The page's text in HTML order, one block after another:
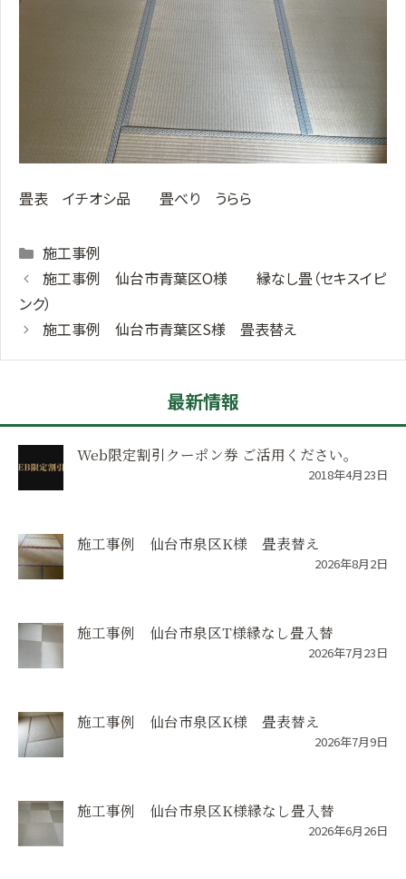
畳表 イチオシ品 畳べり うらら
Categories
施工事例
施工事例 仙台市青葉区O様 縁なし畳（セキスイピ
ンク）
施工事例 仙台市青葉区S様 畳表替え
最新情報
Web限定割引クーポン券 ご活用ください。
2018年4月23日
施工事例 仙台市泉区K様 畳表替え
2026年8月2日
施工事例 仙台市泉区T様縁なし畳入替
2026年7月23日
施工事例 仙台市泉区K様 畳表替え
2026年7月9日
施工事例 仙台市泉区K様縁なし畳入替
2026年6月26日